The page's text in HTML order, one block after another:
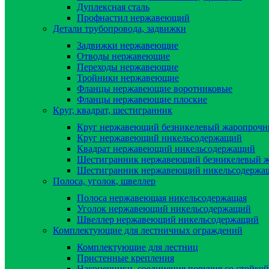
Дуплексная сталь
Профнастил нержавеющий
Детали трубопровода, задвижки
Задвижки нержавеющие
Отводы нержавеющие
Переходы нержавеющие
Тройники нержавеющие
Фланцы нержавеющие воротниковые
Фланцы нержавеющие плоские
Круг, квадрат, шестигранник
Круг нержавеющий безникелевый
Круг нержавеющий никельсодержащий
Квадрат нержавеющий никельсодержащий
Шестигранник нержавеющий безникелевый
Шестигранник нержавеющий
Полоса, уголок, швеллер
Полоса нержавеющая никельсодержащая
Уголок нержавеющий никельсодержащий
Швеллер нержавеющий никельсодержащий
Комплектующие для лестничных ограждений
Комплектующие для лестниц
Пристенные крепления